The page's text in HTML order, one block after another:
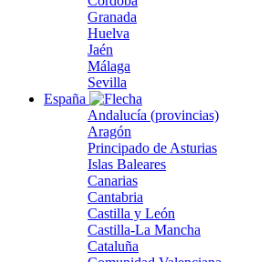
Granada
Huelva
Jaén
Málaga
Sevilla
España
Andalucía (provincias)
Aragón
Principado de Asturias
Islas Baleares
Canarias
Cantabria
Castilla y León
Castilla-La Mancha
Cataluña